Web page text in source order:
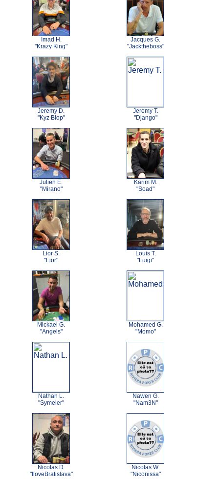
Imad H.
"Krazy King"
Jacques G.
"Jacktheboss"
Jeremy D.
"Kyz Blop"
Jeremy T.
"Django"
Julien E.
"Mirano"
Karim M.
"Soad"
Lior S.
"Lior"
Louis T.
"Luigi"
Mickael G.
"Angels"
Mohamed G.
"Momo"
Nathan L.
"Symeler"
Nawen G.
"Nam3N"
Nicolas D.
"IloveBratislava"
Nicolas W.
"Niconissa"